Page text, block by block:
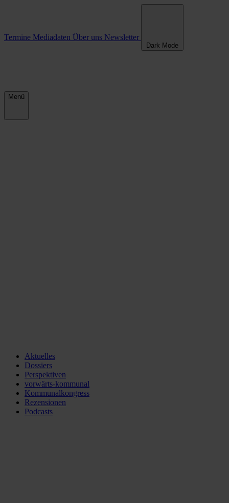
Termine Mediadaten Über uns Newsletter
Dark Mode
Menü
Aktuelles
Dossiers
Perspektiven
vorwärts-kommunal
Kommunalkongress
Rezensionen
Podcasts